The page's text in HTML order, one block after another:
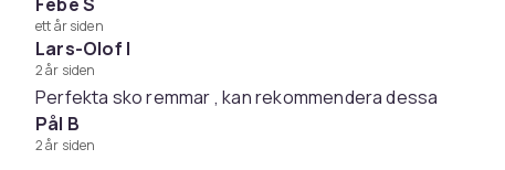
11–13 | 180 cm
12–14 | 200 cm
14–16 | 220 cm
Farge
Størrelse
ett år siden
Lars-Olof I
2 år siden
Perfekta sko remmar , kan rekommendera dessa
Pål B
2 år siden